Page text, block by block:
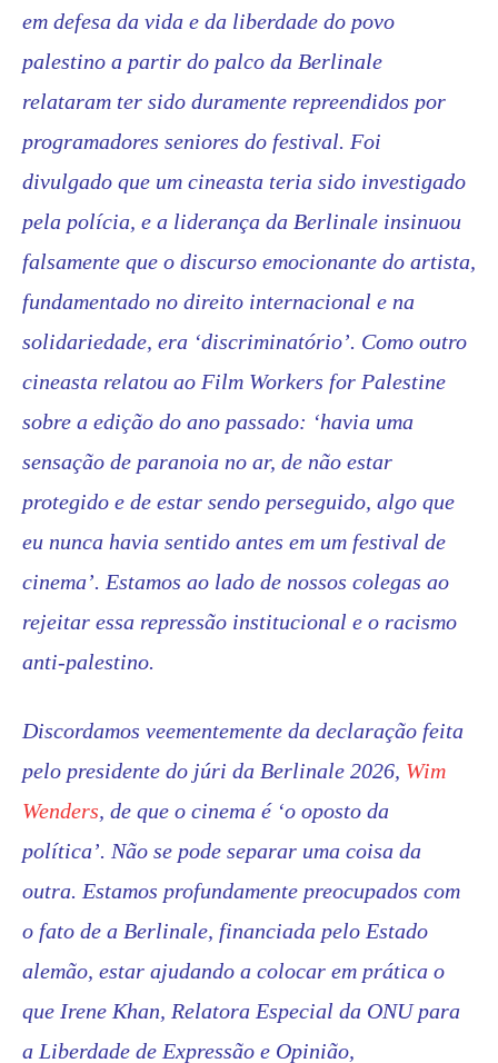
em defesa da vida e da liberdade do povo
palestino a partir do palco da Berlinale
relataram ter sido duramente repreendidos por
programadores seniores do festival. Foi
divulgado que um cineasta teria sido investigado
pela polícia, e a liderança da Berlinale insinuou
falsamente que o discurso emocionante do artista,
fundamentado no direito internacional e na
solidariedade, era ‘discriminatório’. Como outro
cineasta relatou ao Film Workers for Palestine
sobre a edição do ano passado: ‘havia uma
sensação de paranoia no ar, de não estar
protegido e de estar sendo perseguido, algo que
eu nunca havia sentido antes em um festival de
cinema’. Estamos ao lado de nossos colegas ao
rejeitar essa repressão institucional e o racismo
anti-palestino.
Discordamos veementemente da declaração feita
pelo presidente do júri da Berlinale 2026, Wim
Wenders, de que o cinema é ‘o oposto da
política’. Não se pode separar uma coisa da
outra. Estamos profundamente preocupados com
o fato de a Berlinale, financiada pelo Estado
alemão, estar ajudando a colocar em prática o
que Irene Khan, Relatora Especial da ONU para
a Liberdade de Expressão e Opinião,